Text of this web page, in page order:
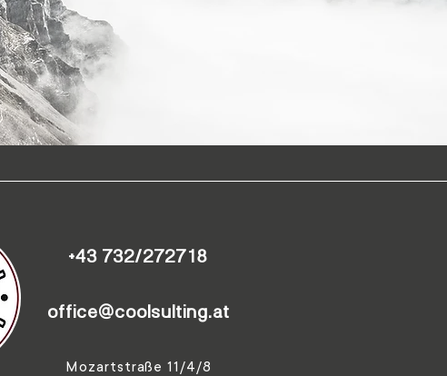
+43 732/272718
office@coolsulting.at
Mozartstraße 11/4/8